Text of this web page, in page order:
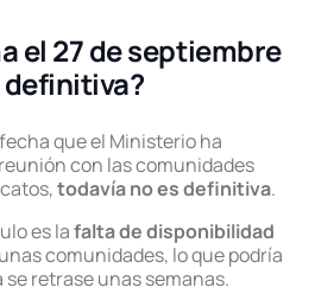
el 27 de septiembre
que el Ministerio ha
con las comunidades
todavía no es definitiva.
es lafalta de disponibilidad
comunidades, lo que podría
retrase unas semanas.